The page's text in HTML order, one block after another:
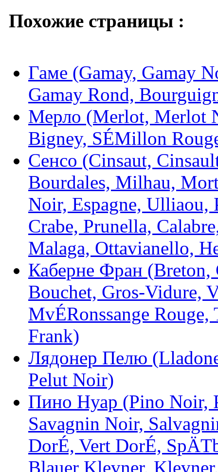
Похожие страницы :
Гаме (Gamay, Gamay
Gamay Rond,
Мерло (Merlot, Merlot
Bigney, SÉMillon
Сенсо (Cinsaut,
Bourdales, Milhau,
Noir, Espagne, Ulliaou,
Crabe, Prunella,
Malaga, Ottavianello,
Каберне Фран (Breton,
Bouchet, Gros-Vidure,
MvÉRonssange
Frank)
Лядонер Пелю
Pelut Noir)
Пино Нуар (Pino Noir,
Savagnin Noir,
DorÉ, Vert DorÉ,
Blauer Klevner,